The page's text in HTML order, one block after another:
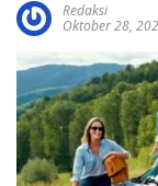
Redaksi
Oktober 28,